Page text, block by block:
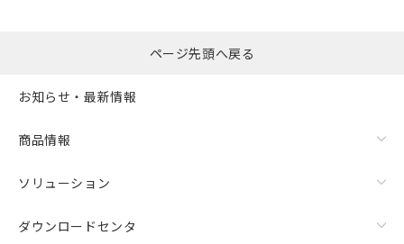
ページ先頭へ戻る
お知らせ・最新情報
商品情報
ソリューション
ダウンロードセンタ